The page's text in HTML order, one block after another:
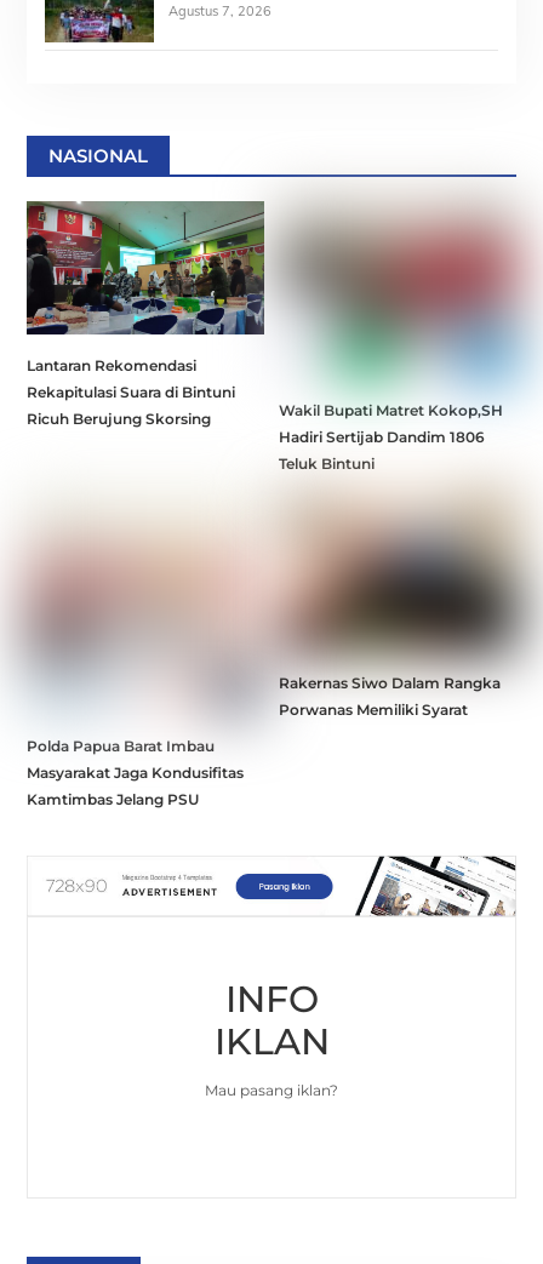
Agustus 7, 2026
NASIONAL
Lantaran Rekomendasi
Rekapitulasi Suara di Bintuni
Ricuh Berujung Skorsing
Wakil Bupati Matret Kokop,SH
Hadiri Sertijab Dandim 1806
Teluk Bintuni
Polda Papua Barat Imbau
Masyarakat Jaga Kondusifitas
Kamtimbas Jelang PSU
Rakernas Siwo Dalam Rangka
Porwanas Memiliki Syarat
INFO
IKLAN
Mau pasang iklan?